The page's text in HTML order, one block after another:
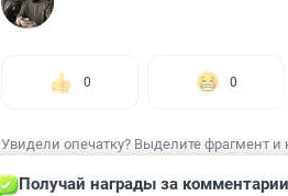
0 0
Увидели опечатку? Выделите фрагмент и
Получай награды за